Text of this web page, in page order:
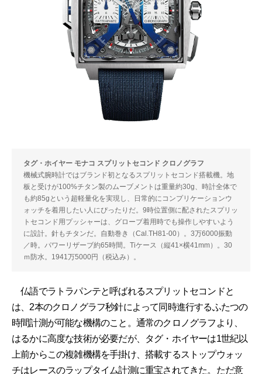
タグ・ホイヤー モナコ スプリットセコンド クロノグラフ
機械式腕時計ではブランド初となるスプリットセコンド搭載機。地
板と受けが100%チタン製のムーブメントは重量約30g、時計全体で
も約85gという超軽量化を実現し、日常的にコンプリケーションウ
ォッチを着用したい人にぴったりだ。9時位置側に配されたスプリッ
トセコンド用プッシャーは、グローブ着用時でも操作しやすいよう
に設計。針もチタンだ。自動巻き（Cal.TH81-00）。3万6000振動
／時。パワーリザーブ約65時間。Tiケース（縦41×横41mm）。30
ｍ防水。1941万5000円（税込み）。
仏語でラトラパンテと呼ばれるスプリットセコンドと
は、2本のクロノグラフ秒針によって同時進行するふたつの
時間計測が可能な機構のこと。通常のクロノグラフより、
はるかに高度な技術が必要だが、タグ・ホイヤーは1世紀以
上前からこの複雑機構を手掛け、搭載するストップウォッ
チはレースのラップタイム計測に重宝されてきた。ただ意